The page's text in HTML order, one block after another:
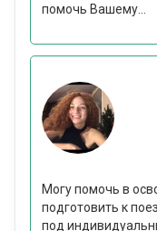
помочь Вашему...
Могу помочь в
подготовить к
под